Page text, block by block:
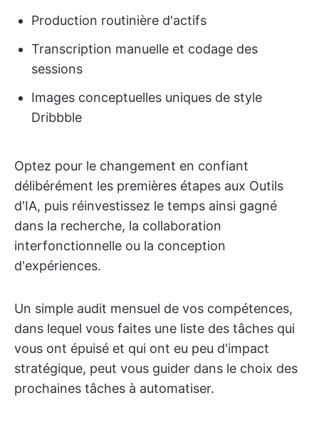
Production routinière d'actifs
Transcription manuelle et codage des
sessions
Images conceptuelles uniques de style
Dribbble
Optez pour le changement en confiant
délibérément les premières étapes aux Outils
d'IA, puis réinvestissez le temps ainsi gagné
dans la recherche, la collaboration
interfonctionnelle ou la conception
d'expériences.
Un simple audit mensuel de vos compétences,
dans lequel vous faites une liste des tâches qui
vous ont épuisé et qui ont eu peu d'impact
stratégique, peut vous guider dans le choix des
prochaines tâches à automatiser.